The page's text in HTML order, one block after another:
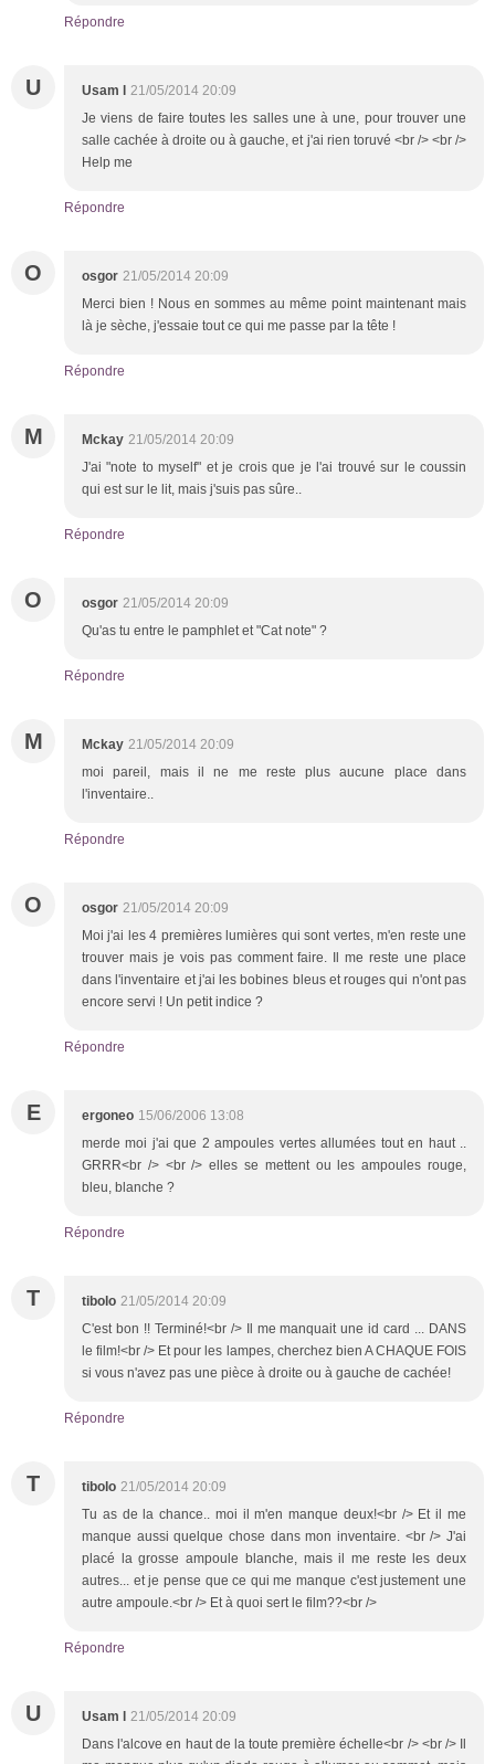
Répondre
U Usam l 21/05/2014 20:09
Je viens de faire toutes les salles une à une, pour trouver une
salle cachée à droite ou à gauche, et j'ai rien toruvé <br /> <br />
Help me
Répondre
O osgor 21/05/2014 20:09
Merci bien ! Nous en sommes au même point maintenant mais
là je sèche, j'essaie tout ce qui me passe par la tête !
Répondre
M Mckay 21/05/2014 20:09
J'ai "note to myself" et je crois que je l'ai trouvé sur le coussin
qui est sur le lit, mais j'suis pas sûre..
Répondre
O osgor 21/05/2014 20:09
Qu'as tu entre le pamphlet et "Cat note" ?
Répondre
M Mckay 21/05/2014 20:09
moi pareil, mais il ne me reste plus aucune place dans
l'inventaire..
Répondre
O osgor 21/05/2014 20:09
Moi j'ai les 4 premières lumières qui sont vertes, m'en reste une
trouver mais je vois pas comment faire. Il me reste une place
dans l'inventaire et j'ai les bobines bleus et rouges qui n'ont pas
encore servi ! Un petit indice ?
Répondre
E ergoneo 15/06/2006 13:08
merde moi j'ai que 2 ampoules vertes allumées tout en haut ..
GRRR<br /> <br /> elles se mettent ou les ampoules rouge,
bleu, blanche ?
Répondre
T tibolo 21/05/2014 20:09
C'est bon !! Terminé!<br /> Il me manquait une id card ... DANS
le film!<br /> Et pour les lampes, cherchez bien A CHAQUE FOIS
si vous n'avez pas une pièce à droite ou à gauche de cachée!
Répondre
T tibolo 21/05/2014 20:09
Tu as de la chance.. moi il m'en manque deux!<br /> Et il me
manque aussi quelque chose dans mon inventaire. <br /> J'ai
placé la grosse ampoule blanche, mais il me reste les deux
autres... et je pense que ce qui me manque c'est justement une
autre ampoule.<br /> Et à quoi sert le film??<br />
Répondre
U Usam l 21/05/2014 20:09
Dans l'alcove en haut de la toute première échelle<br /> <br /> Il